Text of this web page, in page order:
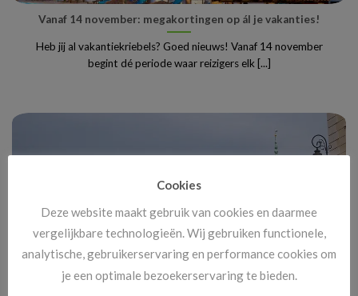
Vanaf 14 november: megakortingen op ál je vakanties!
Heb jij al vakantiekriebels? Goed nieuws! Vanaf 14 november
begint dé periode waar reizigers elk [...]
Cookies
Deze website maakt gebruik van cookies en daarmee
vergelijkbare technologieën. Wij gebruiken functionele,
analytische, gebruikerservaring en performance cookies om
je een optimale bezoekerservaring te bieden.